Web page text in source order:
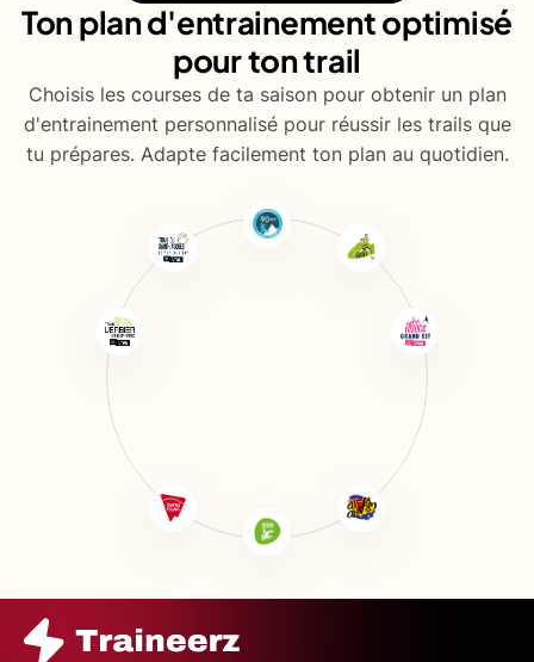
Ton plan d'entrainement optimisé
pour ton trail
Choisis les courses de ta saison pour obtenir un plan
d'entrainement personnalisé pour réussir les trails que
tu prépares. Adapte facilement ton plan au quotidien.